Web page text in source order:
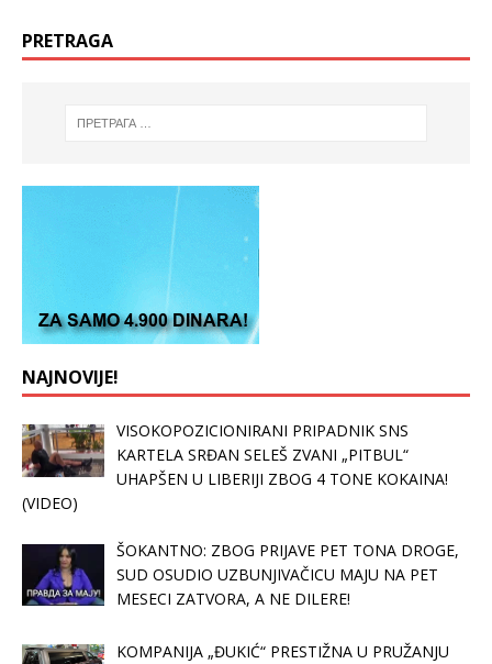
PRETRAGA
NAJNOVIJE!
VISOKOPOZICIONIRANI PRIPADNIK SNS
KARTELA SRĐAN SELEŠ ZVANI „PITBUL“
UHAPŠEN U LIBERIJI ZBOG 4 TONE KOKAINA!
(VIDEO)
ŠOKANTNO: ZBOG PRIJAVE PET TONA DROGE,
SUD OSUDIO UZBUNJIVAČICU MAJU NA PET
MESECI ZATVORA, A NE DILERE!
KOMPANIJA „ĐUKIĆ“ PRESTIŽNA U PRUŽANJU